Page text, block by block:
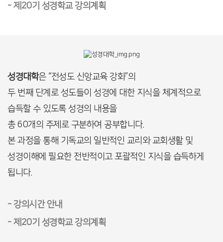
- 제20기 성경학교 강의계획
성경대학은 “전성도 신앙교육 강화”의
두 번째 단계로성도들이 성경에 대한 지식을 체계적으로
습득할 수 있도록성경의 내용을
총 60개의 주제로 구분하여 공부합니다.
본 과정을 통해 기독교의 일반적인 교리와교회생활 및
성경이해에 필요한 전반적이고 포괄적인 지식을 습득하게
됩니다.
- 강의시간 안내
- 제20기 성경학교 강의계획